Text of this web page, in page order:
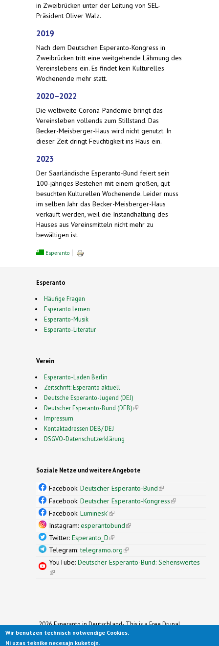
in Zweibrücken unter der Leitung von SEL-
Präsident Oliver Walz.
2019
Nach dem Deutschen Esperanto-Kongress in
Zweibrücken tritt eine weitgehende Lähmung des
Vereinslebens ein. Es findet kein Kulturelles
Wochenende mehr statt.
2020–2022
Die weltweite Corona-Pandemie bringt das
Vereinsleben vollends zum Stillstand. Das
Becker-Meisberger-Haus wird nicht genutzt. In
dieser Zeit dringt Feuchtigkeit ins Haus ein.
2023
Der Saarländische Esperanto-Bund feiert sein
100-jähriges Bestehen mit einem großen, gut
besuchten Kulturellen Wochenende. Leider muss
im selben Jahr das Becker-Meisberger-Haus
verkauft werden, weil die Instandhaltung des
Hauses aus Vereinsmitteln nicht mehr zu
bewältigen ist.
Esperanto
Esperanto
Häufige Fragen
Esperanto lernen
Esperanto-Musik
Esperanto-Literatur
Verein
Esperanto-Laden Berlin
Zeitschrift: Esperanto aktuell
Deutsche Esperanto-Jugend (DEJ)
Deutscher Esperanto-Bund (DEB)(link is external)
Impressum
Kontaktadressen DEB/ DEJ
DSGVO-Datenschutzerklärung
Soziale Netze und weitere Angebote
Facebook: Deutscher Esperanto-Bund(link is
external)
Facebook: Deutscher Esperanto-Kongress(link is
Facebook: Luminesk'(link is external)
Instagram: esperantobund(link is external)
Twitter: Esperanto_D(link is external)
Telegram:telegramo.org(link is external)
YouTube: Deutscher Esperanto-Bund: Sehenswertes
(link is external)
2026 Esperanto in Deutschland- This is a Free Drupal
Theme
Ported to Drupal for the Open Source Community by
Wir benutzen technisch notwendige Cookies.
Ni uzas teknike necesajn kuketojn.